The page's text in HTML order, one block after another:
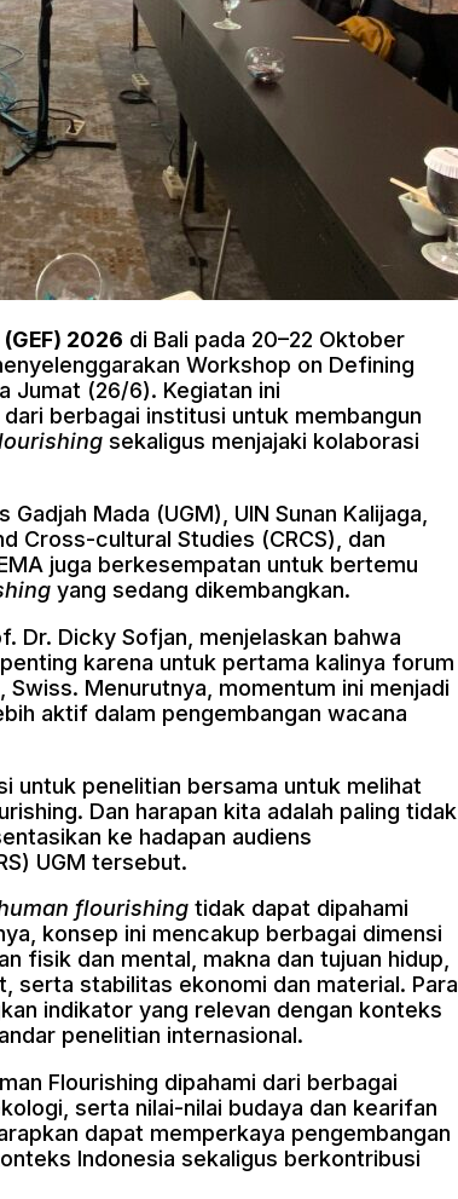
2026 di Bali pada 20–22 Oktober
Workshop on Defining
Jumat (26/6). Kegiatan ini
berbagai institusi untuk membangun
sekaligus menjajaki kolaborasi
Mada (UGM), UIN Sunan Kalijaga,
Cross-cultural Studies (CRCS), dan
juga berkesempatan untuk bertemu
yang sedang dikembangkan.
Dr. Dicky Sofjan, menjelaskan bahwa
karena untuk pertama kalinya forum
Menurutnya, momentum ini menjadi
aktif dalam pengembangan wacana
untuk penelitian bersama untuk melihat
Dan harapan kita adalah paling tidak
ke hadapan audiens
UGM tersebut.
flourishing tidak dapat dipahami
konsep ini mencakup berbagai dimensi
fisik dan mental, makna dan tujuan hidup,
serta stabilitas ekonomi dan material. Para
indikator yang relevan dengan konteks
penelitian internasional.
Flourishing dipahami dari berbagai
serta nilai-nilai budaya dan kearifan
dapat memperkaya pengembangan
Indonesia sekaligus berkontribusi